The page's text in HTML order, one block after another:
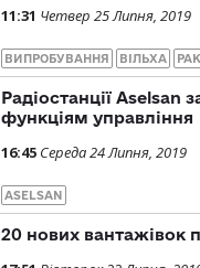
11:31 Четвер 25 Липня, 2019
ВИПРОБУВАННЯ ВІЛЬХА
Радіостанції Aselsan
функціям управління
16:45 Середа 24 Липня, 2019
ASELSAN
20 нових вантажівок